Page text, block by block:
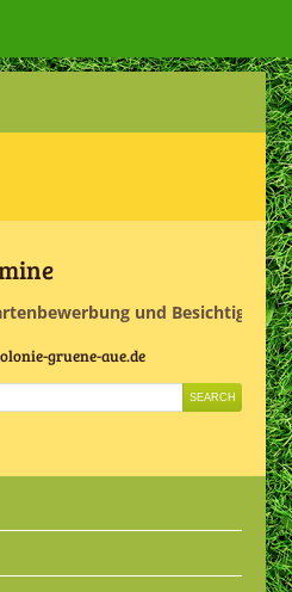
und Besichtigung
gruene-aue.de